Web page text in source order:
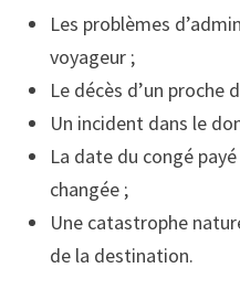
Les problèmes
voyageur ;
Le décès d’un proche
Un incident dans le
La date du congé
changée ;
Une catastrophe
de la destination.